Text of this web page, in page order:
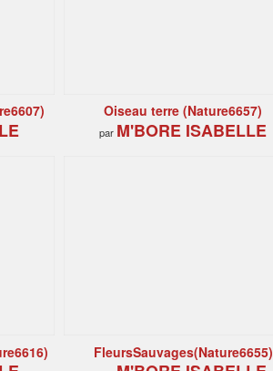
Oiseau terre (Nature6657)
par M'BORE ISABELLE
FleursSauvages(Nature6655)